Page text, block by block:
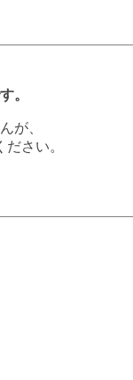
。
が、
さい。